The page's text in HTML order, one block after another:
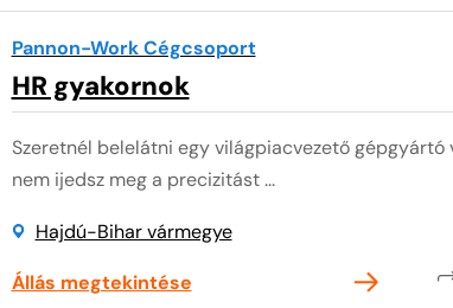
Pannon-Work Cégcsoport
HR gyakornok
Szeretnél belelátni egy világpiacvezető gépgyártó
nem ijedsz meg a precizitást ...
Hajdú-Bihar vármegye
Állás megtekintése